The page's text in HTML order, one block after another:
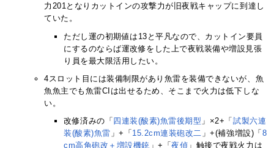
力201となりカットインの攻撃力が旧夜戦キャップに到達し
ていた。
ただし運の初期値は13と平凡なので、カットイン要員
にするのならば運改修をした上で夜戦装備や増設見張
り員を最大限活用したい。
4スロット目には装備制限があり魚雷を装備できないが、魚
魚魚主でも魚雷CIは出せるため、そこまで火力は低下しな
い。
改修済みの「四連装(酸素)魚雷後期型 」×2+「試製六連
装(酸素)魚雷 」+「15.2cm連装砲改二 」+(補強増設)「8
cm高角砲改＋増設機銃 」+「夜偵 」触接で夜戦火力は